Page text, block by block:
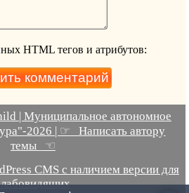
HTML тегов и атрибутов:
| Муниципальное автономное
2026 | ☞ Написать автору
темы ☜
CMS с наличием версии для